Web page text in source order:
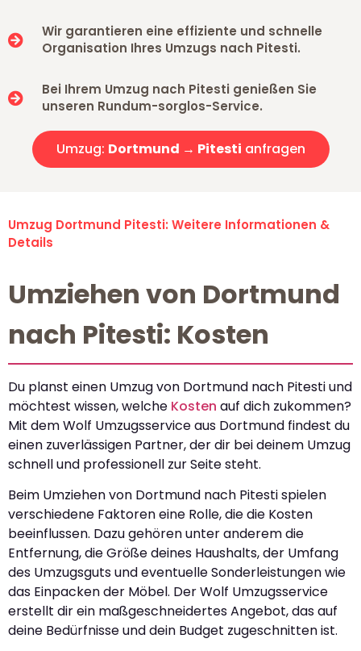
Wir garantieren eine effiziente und schnelle
Organisation Ihres Umzugs nach Pitesti.
Bei Ihrem Umzug nach Pitesti genießen Sie
unseren Rundum-sorglos-Service.
Umzug: Dortmund → Pitesti anfragen
Umzug Dortmund Pitesti: Weitere Informationen &
Details
Umziehen von Dortmund
nach Pitesti: Kosten
Du planst einen Umzug von Dortmund nach Pitesti und
möchtest wissen, welche Kosten auf dich zukommen?
Mit dem Wolf Umzugsservice aus Dortmund findest du
einen zuverlässigen Partner, der dir bei deinem Umzug
schnell und professionell zur Seite steht.
Beim Umziehen von Dortmund nach Pitesti spielen
verschiedene Faktoren eine Rolle, die die Kosten
beeinflussen. Dazu gehören unter anderem die
Entfernung, die Größe deines Haushalts, der Umfang
des Umzugsguts und eventuelle Sonderleistungen wie
das Einpacken der Möbel. Der Wolf Umzugsservice
erstellt dir ein maßgeschneidertes Angebot, das auf
deine Bedürfnisse und dein Budget zugeschnitten ist.